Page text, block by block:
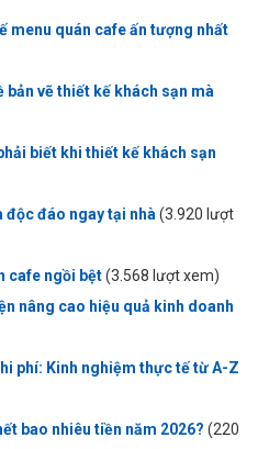
menu quán cafe ấn tượng nhất
bản vẽ thiết kế khách sạn mà
biết khi thiết kế khách sạn
độc đáo ngay tại nhà (3.920 lượt
cafe ngồi bệt(3.568 lượt xem)
nâng cao hiệu quả kinh doanh
phí: Kinh nghiệm thực tế từ A-Z
bao nhiêu tiền năm 2026? (220